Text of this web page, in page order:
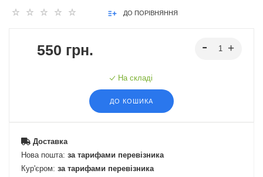
ДО ПОРІВНЯННЯ
550 грн.
На складі
ДО КОШИКА
Доставка
Нова пошта: за тарифами перевізника
Кур'єром: за тарифами перевізника